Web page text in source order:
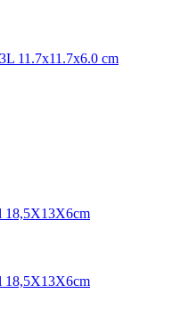
11.7x11.7x6.0 cm
18,5X13X6cm
18,5X13X6cm